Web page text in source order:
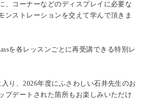
、コーナーなどのディスプレイに必要な
ンストレーションを交えて学んで頂きま
を各レッスンごとに再受講できる特別レ
り、2026年度にふさわしい石井先生のお
プデートされた箇所もお楽しみいただけ